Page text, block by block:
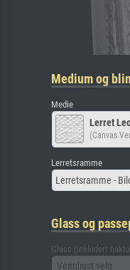
Medium og
Medie
Lerret
(Canvas
Lerretsramme
Lerretsramme -
Glass og
Glass (inkludert
Vennligst velg